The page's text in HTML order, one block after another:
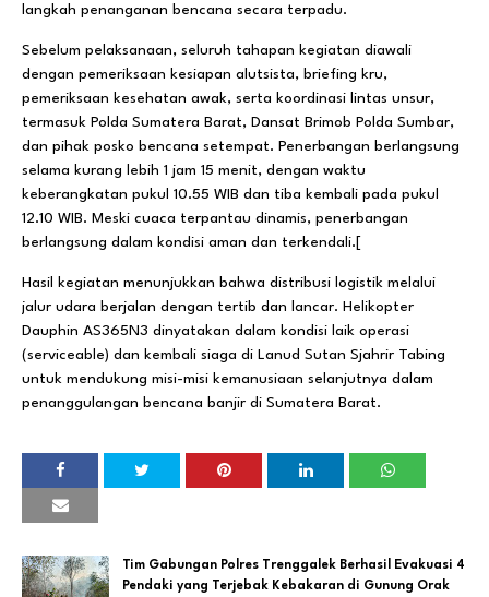
langkah penanganan bencana secara terpadu.
Sebelum pelaksanaan, seluruh tahapan kegiatan diawali
dengan pemeriksaan kesiapan alutsista, briefing kru,
pemeriksaan kesehatan awak, serta koordinasi lintas unsur,
termasuk Polda Sumatera Barat, Dansat Brimob Polda Sumbar,
dan pihak posko bencana setempat. Penerbangan berlangsung
selama kurang lebih 1 jam 15 menit, dengan waktu
keberangkatan pukul 10.55 WIB dan tiba kembali pada pukul
12.10 WIB. Meski cuaca terpantau dinamis, penerbangan
berlangsung dalam kondisi aman dan terkendali.[
Hasil kegiatan menunjukkan bahwa distribusi logistik melalui
jalur udara berjalan dengan tertib dan lancar. Helikopter
Dauphin AS365N3 dinyatakan dalam kondisi laik operasi
(serviceable) dan kembali siaga di Lanud Sutan Sjahrir Tabing
untuk mendukung misi-misi kemanusiaan selanjutnya dalam
penanggulangan bencana banjir di Sumatera Barat.
Tim Gabungan Polres Trenggalek Berhasil Evakuasi 4
Pendaki yang Terjebak Kebakaran di Gunung Orak